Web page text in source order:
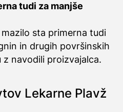
tudi za manjše
sta primerna tudi
in drugih površinskih
navodili proizvajalca.
Lekarne Plavž